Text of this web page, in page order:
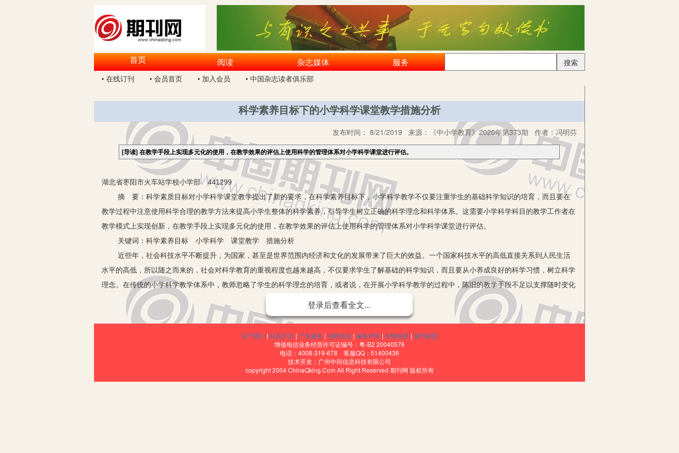
首页 阅读 杂志媒体 服务
搜索
• 在线订刊
• 会员首页 • 加入会员 • 中国杂志读者俱乐部
科学素养目标下的小学科学课堂教学措施分析
发布时间： 8/21/2019 来源： 《中小学教育》2020年第373期 作者： 冯明芬
[导读]在教学手段上实现多元化的使用，在教学效果的评估上使用科学的管理体系对小学科学课堂进行评估。
湖北省枣阳市火车站学校小学部 441299
摘 要：科学素质目标对小学科学课堂教学提出了新的要求，在科学素养目标下，小学科学教学不仅要注重学生的基础科学知识的培育，而且要在
教学过程中注意使用科学合理的教学方法来提高小学生整体的科学素养，引导学生树立正确的科学理念和科学体系。这需要小学科学科目的教学工作者在
教学模式上实现创新，在教学手段上实现多元化的使用，在教学效果的评估上使用科学的管理体系对小学科学课堂进行评估。
关键词：科学素养目标 小学科学 课堂教学 措施分析
近些年，社会科技水平不断提升，为国家，甚至是世界范围内经济和文化的发展带来了巨大的效益。一个国家科技水平的高低直接关系到人民生活
水平的高低，所以随之而来的，社会对科学教育的重视程度也越来越高，不仅要求学生了解基础的科学知识，而且要从小养成良好的科学习惯，树立科学
理念。在传统的小学科学教学体系中，教师忽略了学生的科学理念的培育，或者说，在开展小学科学教学的过程中，陈旧的教学手段不足以支撑随时变化
的小学科学教学内容，这就需要以科学素养的提升为目标，对小学科学课堂教学进行改革和创新。
一、科学素养目标的内涵
具体来讲，科学素养目标应该是一种具有可操作性的，用于培养学生科学素养的重要指标。这一概念起源于上世纪50年代末期，科学素养目标首先
要求学生对“科学”这一概念要有足够的了解，包括对科学的用途，科学的功能具有自己的思考。在小学阶段，教师要注重让学生对科学素养本身产生一个
概念性的了解，在此基础上，教师要引导学生学习先进的科学内容。
登录后查看全文...
关于我们 | 联系方式 | 广告服务 | 招聘信息 | 服务声明 | 友情链接 | 期刊联盟
增值电信业务经营许可证编号：粤-B2 20040576
电话：4008-319-678 客服QQ：51400436
技术开发：广州中同信息科技有限公司
copyright 2004 ChinaQking.Com All Right Reserved 期刊网 版权所有